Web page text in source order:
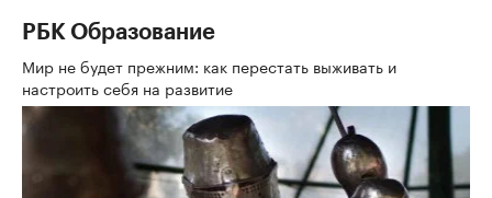
РБК Образование
Мир не будет прежним: как перестать выживать и
настроить себя на развитие